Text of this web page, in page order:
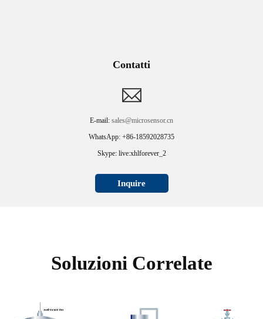
Contatti
E-mail: sales@microsensor.cn
WhatsApp: +86-18592028735
Skype: live:xhlforever_2
Inquire
Soluzioni Correlate